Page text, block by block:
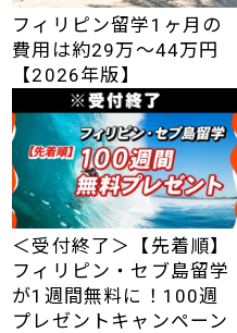
フィリピン留学1ヶ月の
費用は約29万〜44万円
【2026年版】
＜受付終了＞【先着順】
フィリピン・セブ島留学
が1週間無料に！100週
プレゼントキャンペーン